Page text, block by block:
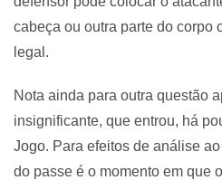
cabeça ou outra parte do corpo
legal.
Nota ainda para outra questão
insignificante, que entrou, há
Jogo. Para efeitos de análise
do passe é o momento em que